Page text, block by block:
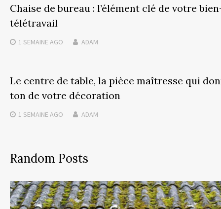
Chaise de bureau : l’élément clé de votre
télétravail
1 SEMAINE AGO ADAM
Le centre de table, la pièce maîtresse qui
ton de votre décoration
1 SEMAINE AGO ADAM
Random Posts